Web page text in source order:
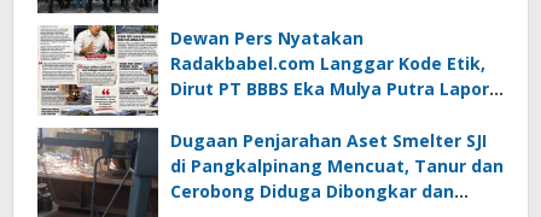
Dewan Pers Nyatakan
Radakbabel.com Langgar Kode Etik,
Dirut PT BBBS Eka Mulya Putra Lapor
Dugaan Penjarahan Aset Smelter SJI
di Pangkalpinang Mencuat, Tanur dan
Cerobong Diduga Dibongkar dan